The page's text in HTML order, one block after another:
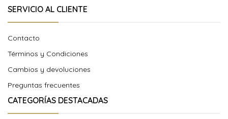
SERVICIO AL CLIENTE
Contacto
Términos y Condiciones
Cambios y devoluciones
Preguntas frecuentes
CATEGORÍAS DESTACADAS